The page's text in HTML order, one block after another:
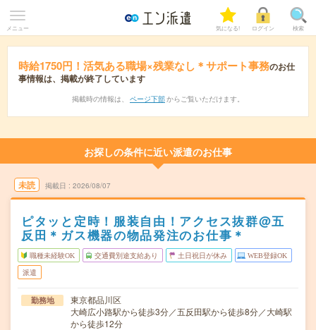
メニュー 気になる! ログイン 検索
時給1750円！活気ある職場×残業なし＊サポート事務のお仕
事情報は、掲載が終了しています
掲載時の情報は、 ページ下部 からご覧いただけます。
お探しの条件に近い派遣のお仕事
未読 掲載日 2026/08/07
ピタッと定時！服装自由！アクセス抜群@五
反田＊ガス機器の物品発注のお仕事＊
職種未経験OK 交通費別途支給あり 土日祝日が休み WEB登録OK
派遣
勤務地
東京都品川区
大崎広小路駅から徒歩3分／五反田駅から徒歩8分／大崎駅
から徒歩12分